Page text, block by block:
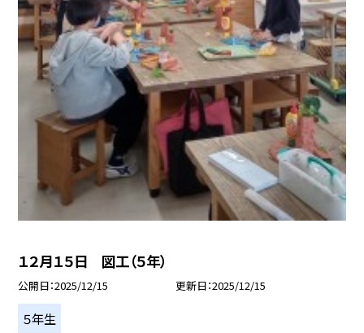
１２月１５日 図工（５年）
公開日 2025/12/15 更新日 2025/12/15
５年生